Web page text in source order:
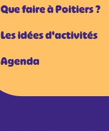
Que faire à Poitiers ?
Les idées d'activités
Agenda